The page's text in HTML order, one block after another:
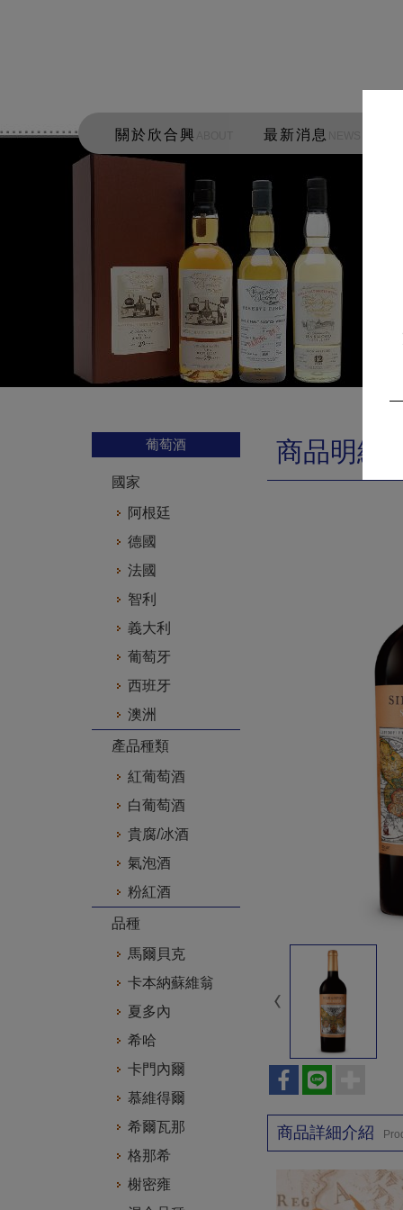
關於欣合興 最新消息
葡萄酒
國家
阿根廷
德國
法國
智利
義大利
葡萄牙
西班牙
澳洲
產品種類
紅葡萄酒
白葡萄酒
貴腐/冰酒
氣泡酒
粉紅酒
品種
馬爾貝克
卡本納蘇維翁
夏多內
希哈
卡門內爾
慕維得爾
希爾瓦那
格那希
榭密雍
商品明細
商品詳細介紹